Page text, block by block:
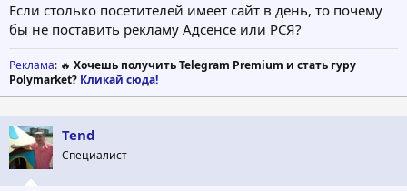
Если столько посетителей имеет сайт в день, то почему
бы не поставить рекламу Адсенсе или РСЯ?
Реклама: 🔥 Хочешь получить Telegram Premium и стать гуру
Polymarket? Кликай сюда!
Tend
Специалист